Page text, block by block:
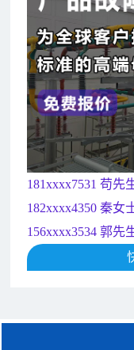
182xxxx4350 秦女
156xxxx3534 郭先
192xxxx2920 周
189xxxx6562 王先
190xxxx3508 徐
135xxxx6654 张先
181xxxx7531 苟
182xxxx4350 秦女
156xxxx3534 郭先
192xxxx2920 周先
189xxxx6562 王先